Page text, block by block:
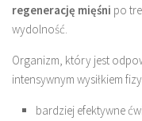
regenerację mięśni po
wydolność.
Organizm, który jest
intensywnym wysiłkiem
bardziej efektywne